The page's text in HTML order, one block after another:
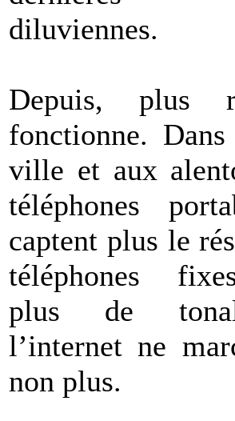
diluviennes.
Depuis, plus
fonctionne.
ville et aux
téléphones
captent plus le
téléphones
plus de
l’internet ne
non plus.